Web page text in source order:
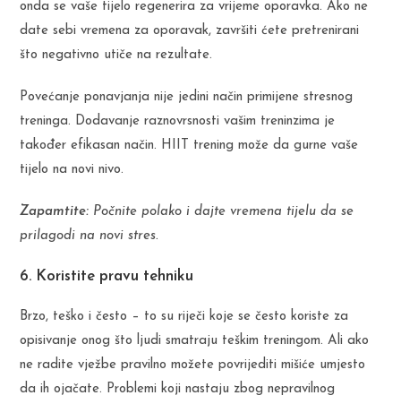
onda se vaše tijelo regenerira za vrijeme oporavka. Ako ne
date sebi vremena za oporavak, završiti ćete pretrenirani
što negativno utiče na rezultate.
Povećanje ponavjanja nije jedini način primijene stresnog
treninga. Dodavanje raznovrsnosti vašim treninzima je
također efikasan način. HIIT trening može da gurne vaše
tijelo na novi nivo.
Zapamtite: Počnite polako i dajte vremena tijelu da se
prilagodi na novi stres.
6. Koristite pravu tehniku
Brzo, teško i često – to su riječi koje se često koriste za
opisivanje onog što ljudi smatraju teškim treningom. Ali ako
ne radite vježbe pravilno možete povrijediti mišiće umjesto
da ih ojačate. Problemi koji nastaju zbog nepravilnog